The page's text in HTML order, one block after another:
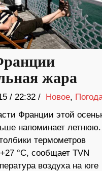
жара
/ 22:32 / Новое,
Франции этой
напоминает летнюю.
термометров
°С, сообщает TVN
воздуха на юге